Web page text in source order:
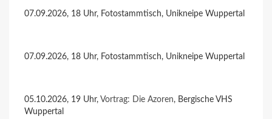
07.09.2026, 18 Uhr, Fotostammtisch, Unikneipe Wuppertal
07.09.2026, 18 Uhr, Fotostammtisch, Unikneipe Wuppertal
05.10.2026, 19 Uhr, Vortrag: Die Azoren, Bergische VHS
Wuppertal